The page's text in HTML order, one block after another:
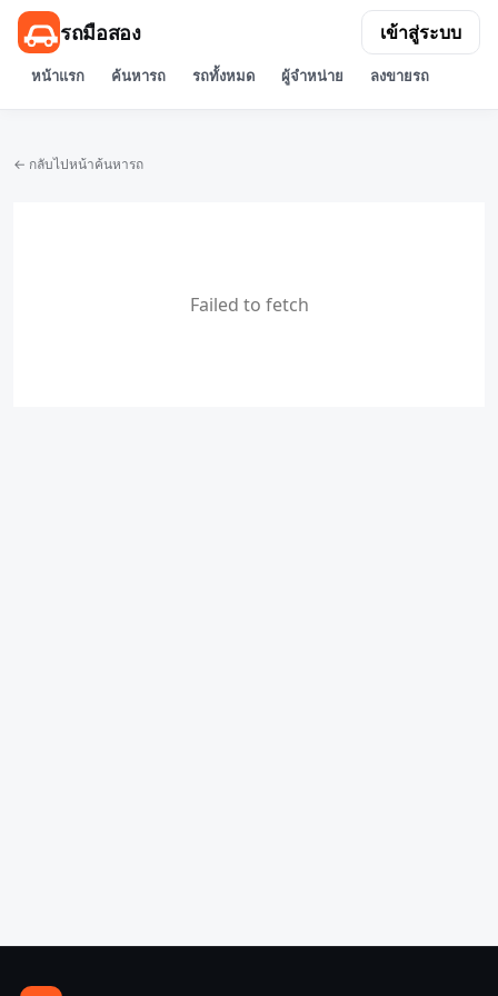
รถมือสอง
หน้าแรก ค้นหารถ รถทั้งหมด ผู้จำหน่าย ลงขายรถ
เข้าสู่ระบบ
← กลับไปหน้าค้นหารถ
Failed to fetch